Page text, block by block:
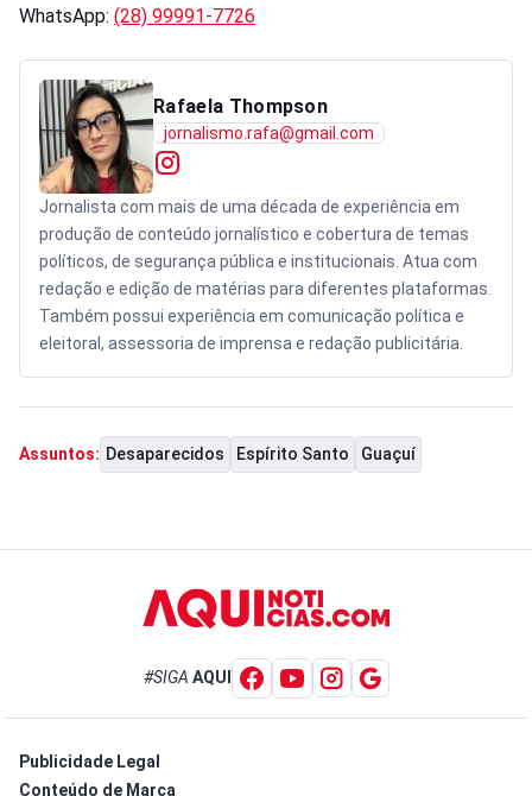
WhatsApp: (28) 99991-7726
Rafaela Thompson
jornalismo.rafa@gmail.com
Jornalista com mais de uma década de experiência em
produção de conteúdo jornalístico e cobertura de temas
políticos, de segurança pública e institucionais. Atua com
redação e edição de matérias para diferentes plataformas.
Também possui experiência em comunicação política e
eleitoral, assessoria de imprensa e redação publicitária.
Assuntos: Desaparecidos Espírito Santo Guaçuí
#SIGA AQUI
Publicidade Legal
Conteúdo de Marca